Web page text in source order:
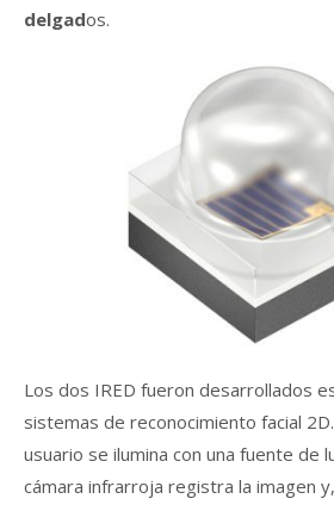
delgados.
Los dos IRED fueron desarrollados
sistemas de reconocimiento facial
usuario se ilumina con una fuente de
cámara infrarroja registra la imagen